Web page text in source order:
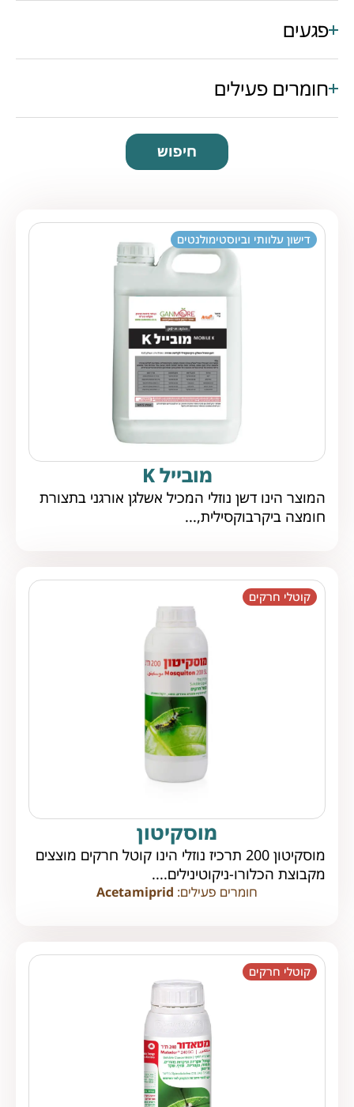
פגעים
חומרים פעילים
חיפוש
דישון עלוותי וביוסטימולנטים
מובייל K
המוצר הינו דשן נוזלי המכיל אשלגן אורגני בתצורת
חומצה ביקרבוקסילית,...
קוטלי חרקים
מוסקיטון
מוסקיטון 200 תרכיז נוזלי הינו קוטל חרקים מוצצים
מקבוצת הכלורו-ניקוטינילים....
חומרים פעילים: Acetamiprid
קוטלי חרקים